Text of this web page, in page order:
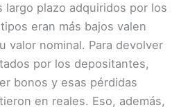
largo plazo adquiridos por los
eran más bajos valen
valor nominal. Para devolver
por los depositantes,
bonos y esas pérdidas
en reales. Eso, además,